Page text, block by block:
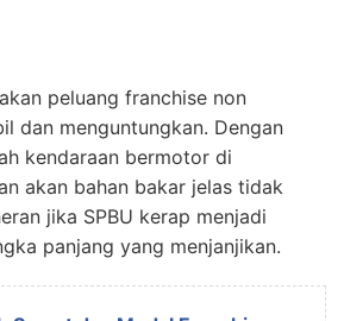
peluang franchise non
dan menguntungkan. Dengan
kendaraan bermotor di
akan bahan bakar jelas tidak
jika SPBU kerap menjadi
panjang yang menjanjikan.